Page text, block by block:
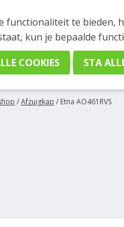
BESTELLINGEN
geen bestelling
/Afzuigkap / Etna AO461RVS
functionaliteit te bieden,
kun je bepaalde